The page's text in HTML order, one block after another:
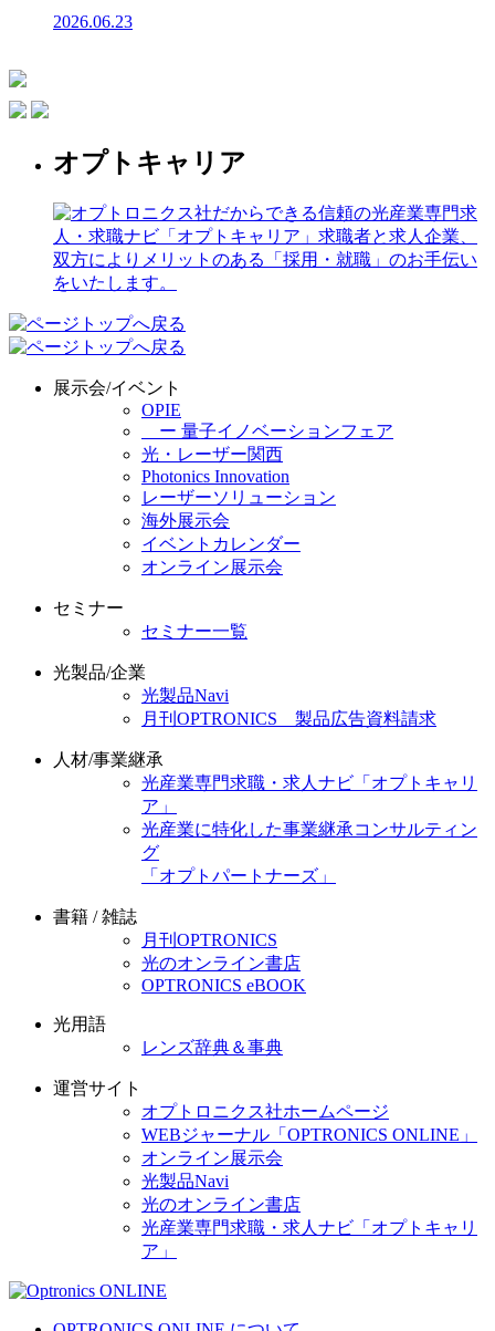
2026.06.23
オプトキャリア
展示会/イベント
OPIE
ー 量子イノベーションフェア
光・レーザー関西
Photonics Innovation
レーザーソリューション
海外展示会
イベントカレンダー
オンライン展示会
セミナー
セミナー一覧
光製品/企業
光製品Navi
月刊OPTRONICS 製品広告資料請求
人材/事業継承
光産業専門求職・求人ナビ「オプトキャリ
ア」
光産業に特化した事業継承コンサルティン
グ
「オプトパートナーズ」
書籍 / 雑誌
月刊OPTRONICS
光のオンライン書店
OPTRONICS eBOOK
光用語
レンズ辞典＆事典
運営サイト
オプトロニクス社ホームページ
WEBジャーナル「OPTRONICS ONLINE」
オンライン展示会
光製品Navi
光のオンライン書店
光産業専門求職・求人ナビ「オプトキャリ
ア」